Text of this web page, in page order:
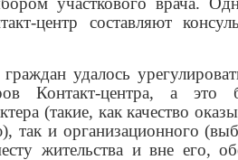
центр составляют
удалось
Контакт-центра, а это
(такие, как качество
так и организационного
жительства и вне его,